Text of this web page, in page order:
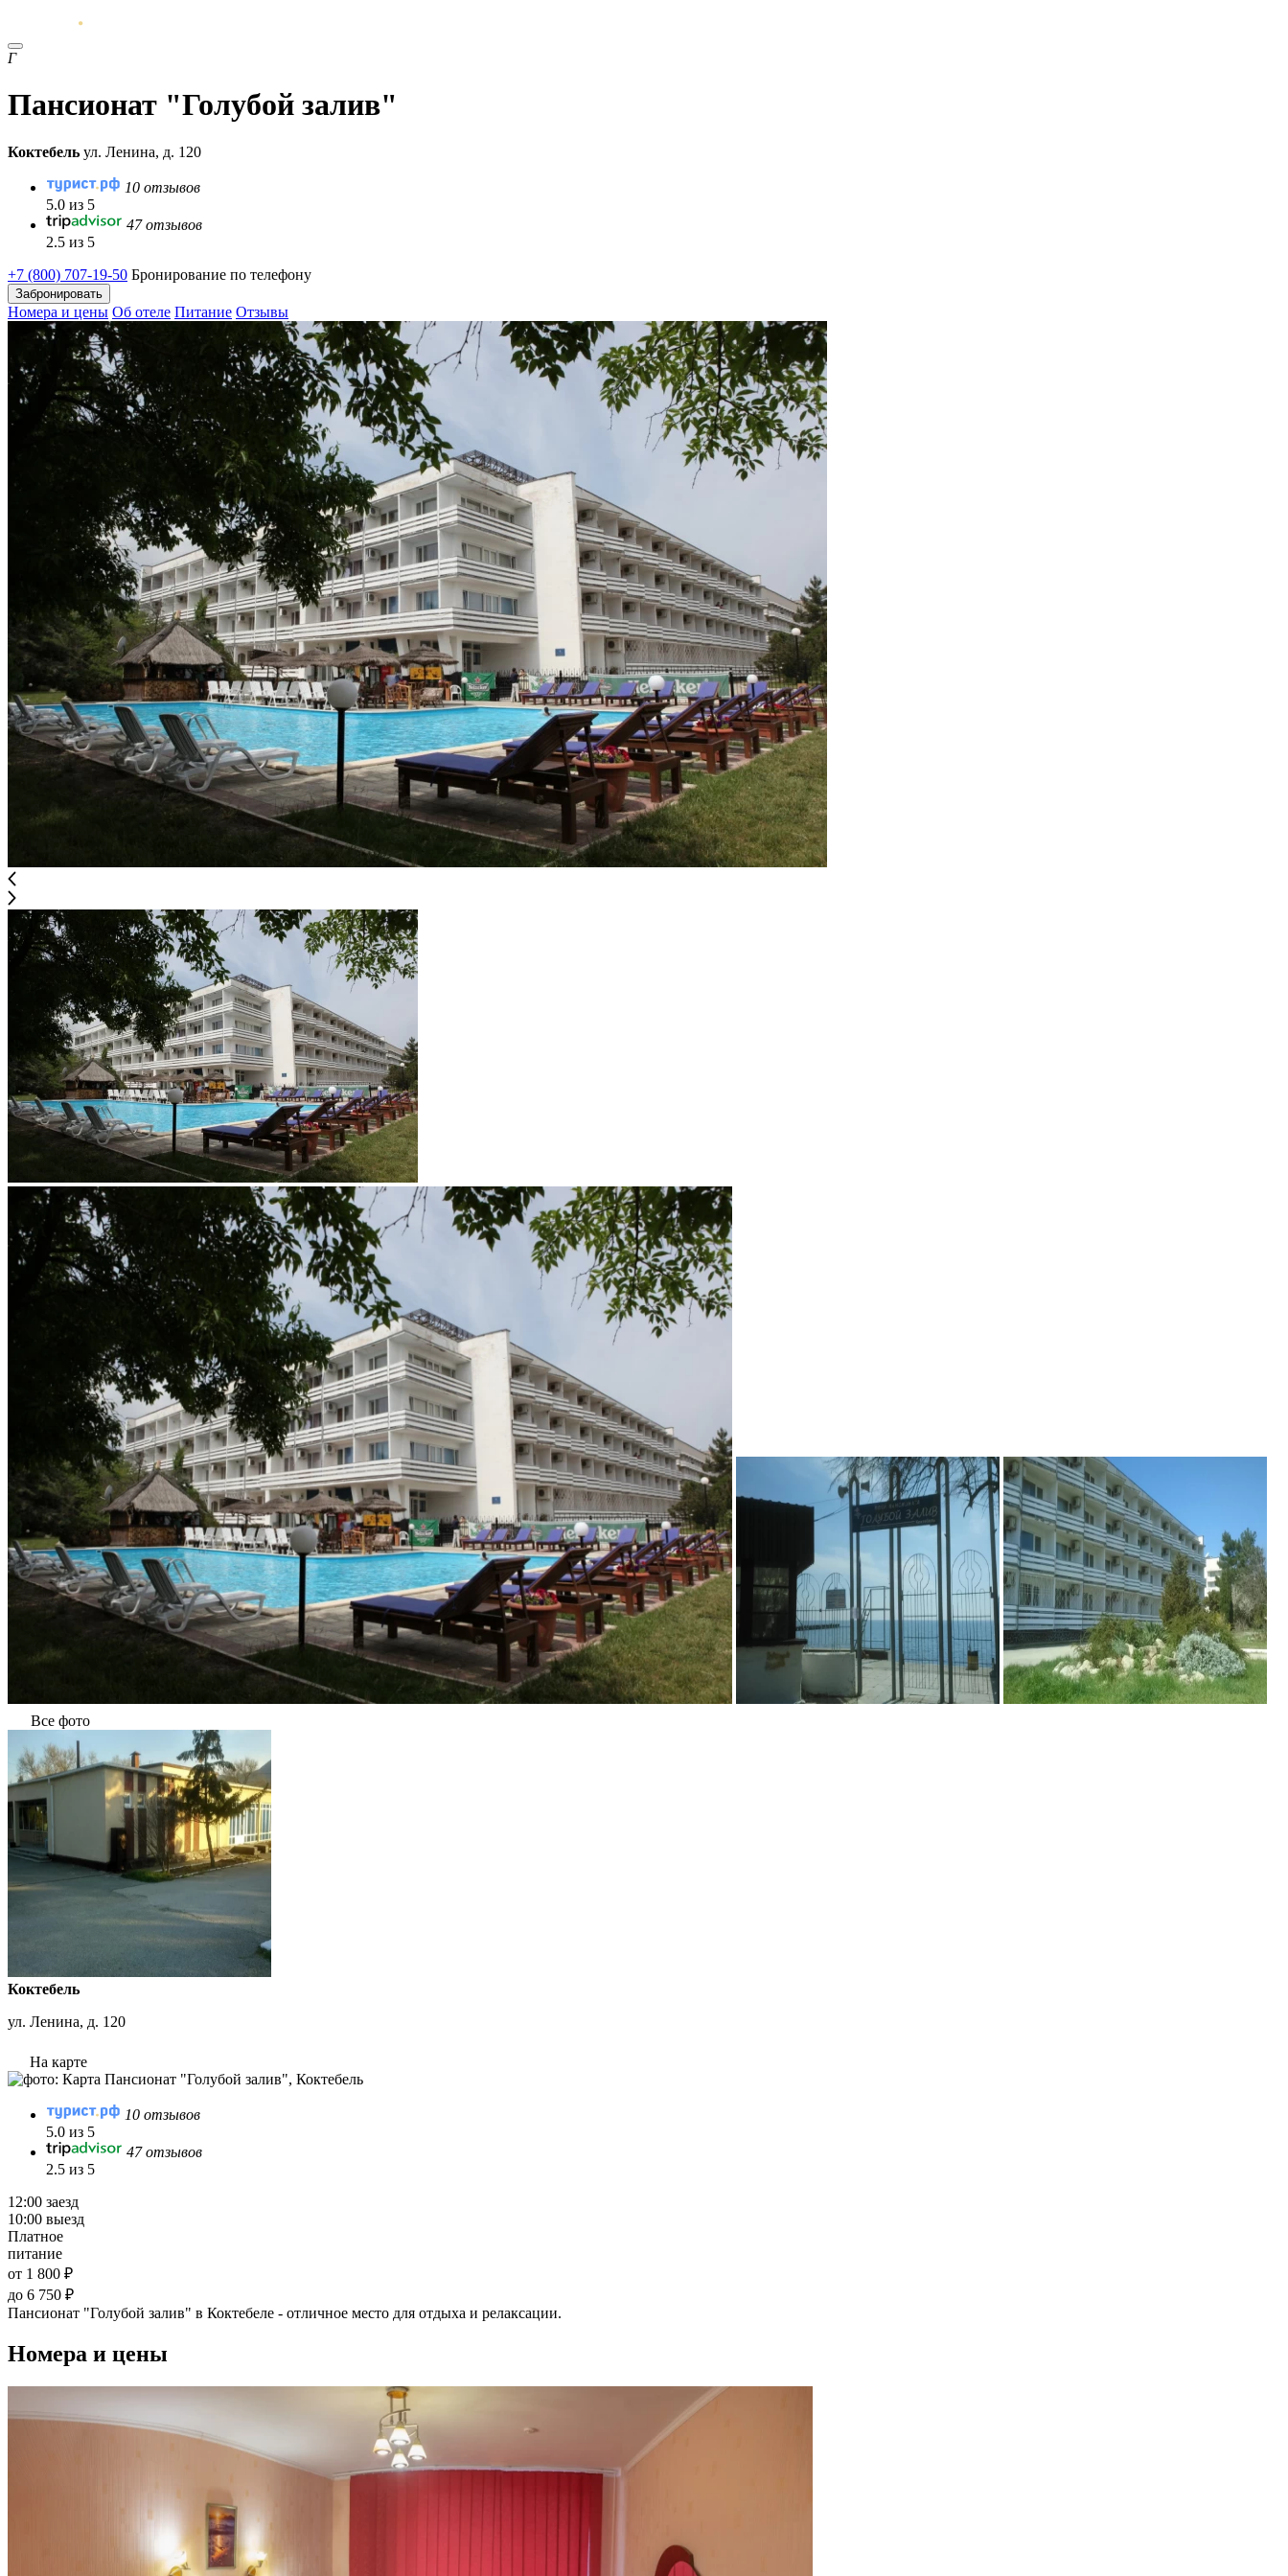
Г
Пансионат "Голубой залив"
Коктебель ул. Ленина, д. 120
10 отзывов
5.0 из 5
47 отзывов
2.5 из 5
+7 (800) 707-19-50 Бронирование по телефону
Забронировать
Номера и цены Об отеле Питание Отзывы
Все фото
Коктебель
ул. Ленина, д. 120
На карте
10 отзывов
5.0 из 5
47 отзывов
2.5 из 5
12:00 заезд
10:00 выезд
Платное
питание
от 1 800 ₽
до 6 750 ₽
Пансионат "Голубой залив" в Коктебеле - отличное место для отдыха и релаксации.
Номера и цены